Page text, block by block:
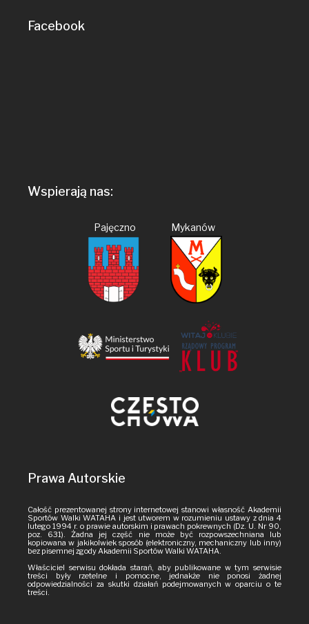
Facebook
Wspierają nas:
Pajęczno Mykanów
Prawa Autorskie
Całość prezentowanej strony internetowej stanowi własność Akademii
Sportów Walki WATAHA i jest utworem w rozumieniu ustawy z dnia 4
lutego 1994 r. o prawie autorskim i prawach pokrewnych (Dz. U. Nr 90,
poz. 631). Żadna jej część nie może być rozpowszechniana lub
kopiowana w jakikolwiek sposób (elektroniczny, mechaniczny lub inny)
bez pisemnej zgody Akademii Sportów Walki WATAHA.
Właściciel serwisu dokłada starań, aby publikowane w tym serwisie
treści były rzetelne i pomocne, jednakże nie ponosi żadnej
odpowiedzialności za skutki działań podejmowanych w oparciu o te
treści.